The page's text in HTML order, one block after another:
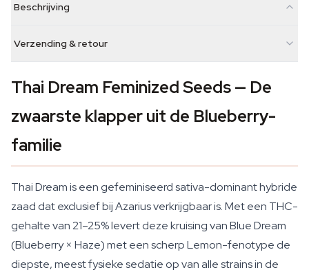
Beschrijving
Verzending & retour
Thai Dream Feminized Seeds — De
zwaarste klapper uit de Blueberry-
familie
Thai Dream is een gefeminiseerd sativa-dominant hybride
zaad dat exclusief bij Azarius verkrijgbaar is. Met een THC-
gehalte van 21–25% levert deze kruising van Blue Dream
(Blueberry × Haze) met een scherp Lemon-fenotype de
diepste, meest fysieke sedatie op van alle strains in de